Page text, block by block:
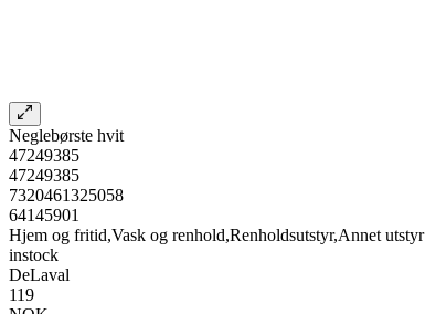
Neglebørste hvit
47249385
47249385
7320461325058
64145901
Hjem og fritid,Vask og renhold,Renholdsutstyr,Annet utstyr
instock
DeLaval
119